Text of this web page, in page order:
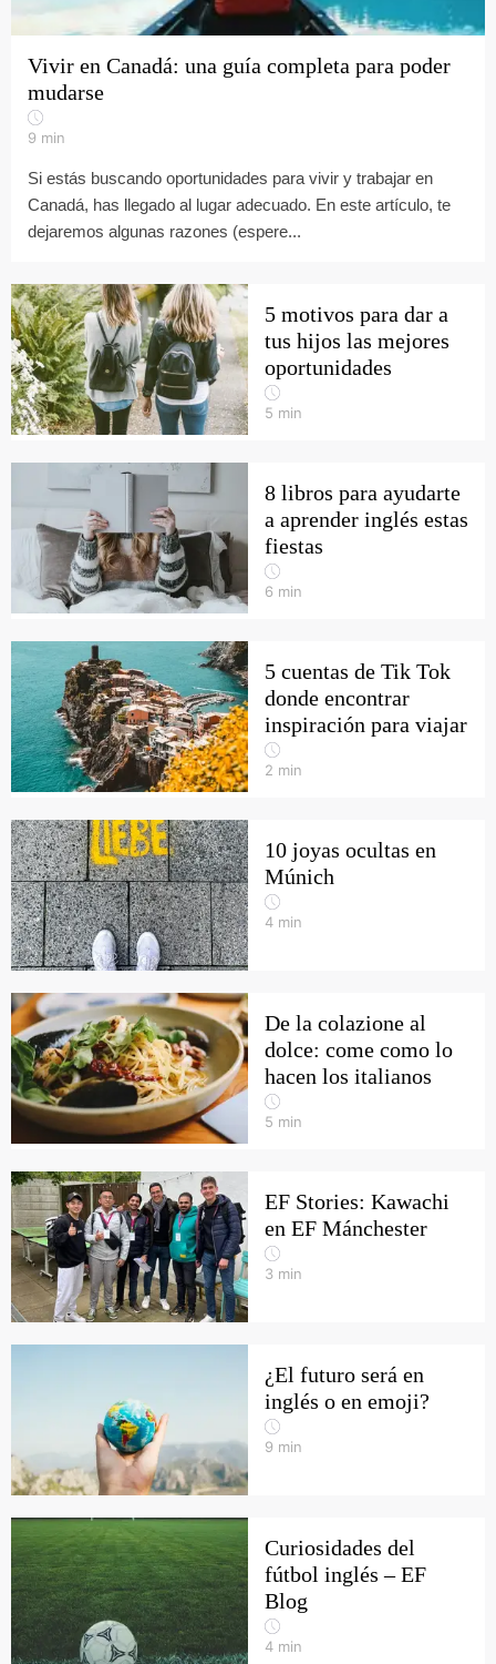
Vivir en Canadá: una guía completa para poder
mudarse
9 min
Si estás buscando oportunidades para vivir y trabajar en
Canadá, has llegado al lugar adecuado. En este artículo, te
dejaremos algunas razones (espere...
5 motivos para dar a
tus hijos las mejores
oportunidades
5 min
8 libros para ayudarte
a aprender inglés estas
fiestas
6 min
5 cuentas de Tik Tok
donde encontrar
inspiración para viajar
2 min
10 joyas ocultas en
Múnich
4 min
De la colazione al
dolce: come como lo
hacen los italianos
5 min
EF Stories: Kawachi
en EF Mánchester
3 min
¿El futuro será en
inglés o en emoji?
9 min
Curiosidades del
fútbol inglés – EF
Blog
4 min